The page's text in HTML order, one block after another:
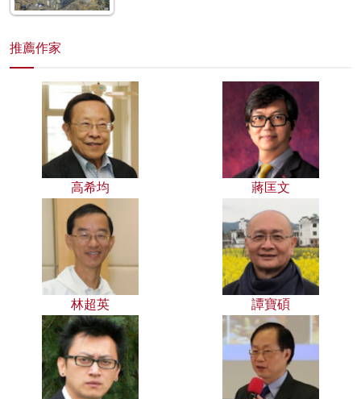
推薦作家
高希均 蔣匡文
林超英 譚寶碩